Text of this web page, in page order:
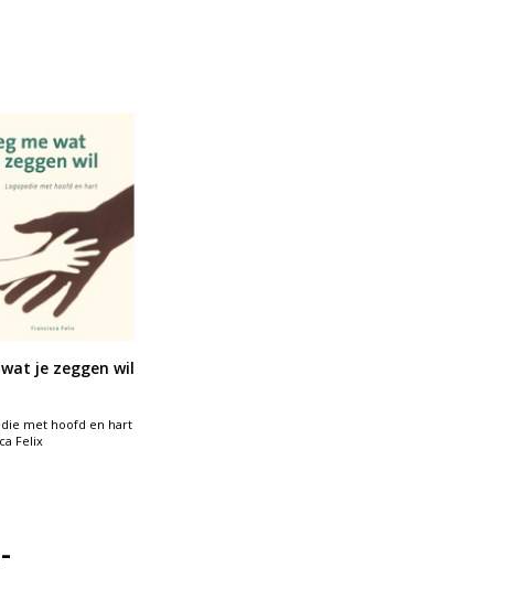
je zeggen wil
met hoofd en hart
Felix